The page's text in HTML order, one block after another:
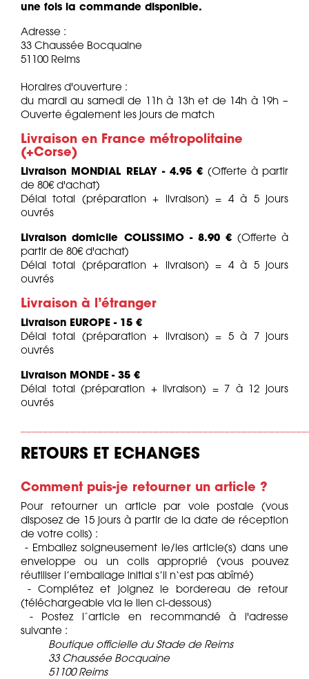
une fois la commande disponible.
Adresse :
33 Chaussée Bocquaine
51100 Reims
Horaires d'ouverture :
du mardi au samedi de 11h à 13h et de 14h à 19h –
Ouverte également les jours de match
Livraison en France métropolitaine
(+Corse)
Livraison MONDIAL RELAY - 4.95 € (Offerte à partir
de 80€ d'achat)
Délai total (préparation + livraison) = 4 à 5 jours
ouvrés
Livraison domicile COLISSIMO - 8.90 € (Offerte à
partir de 80€ d'achat)
Délai total (préparation + livraison) = 4 à 5 jours
ouvrés
Livraison à l’étranger
Livraison EUROPE - 15 €
Délai total (préparation + livraison) = 5 à 7 jours
ouvrés
Livraison MONDE - 35 €
Délai total (préparation + livraison) = 7 à 12 jours
ouvrés
RETOURS ET ECHANGES
Comment puis-je retourner un article ?
Pour retourner un article par voie postale (vous
disposez de 15 jours à partir de la date de réception
de votre colis) :
- Emballez soigneusement le/les article(s) dans une
enveloppe ou un colis approprié (vous pouvez
réutiliser l’emballage initial s’il n‘est pas abîmé)
- Complétez et joignez le bordereau de retour
(téléchargeable via le lien ci-dessous)
- Postez l´article en recommandé à l'adresse
suivante :
Boutique officielle du Stade de Reims
33 Chaussée Bocquaine
51100 Reims